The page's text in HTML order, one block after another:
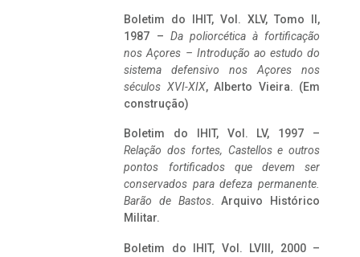
Boletim do IHIT, Vol. XLV, Tomo II,
1987 – Da poliorcética à fortificação
nos Açores – Introdução ao estudo do
sistema defensivo nos Açores nos
séculos XVI-XIX, Alberto Vieira. (Em
construção)
Boletim do IHIT, Vol. LV, 1997 –
Relação dos fortes, Castellos e outros
pontos fortificados que devem ser
conservados para defeza permanente.
Barão de Bastos. Arquivo Histórico
Militar.
Boletim do IHIT, Vol. LVIII, 2000 –